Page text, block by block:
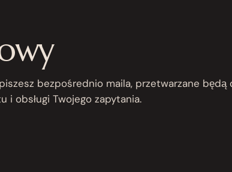
bezpośrednio maila, przetwarzane
i obsługi Twojego zapytania.